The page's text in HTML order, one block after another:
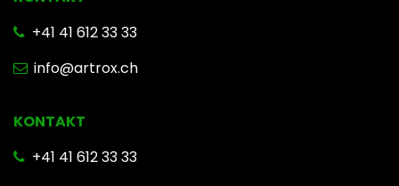
​ +41 41 612 33 33
info@artrox.ch
KONTAKT
+41 41 612 33 33